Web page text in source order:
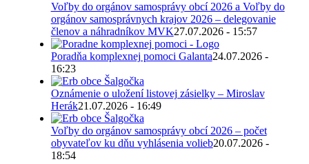
Voľby do orgánov samosprávy obcí 2026 a Voľby do
orgánov samosprávnych krajov 2026 – delegovanie
členov a náhradníkov MVK27.07.2026 - 15:57
Poradňa komplexnej pomoci Galanta24.07.2026 -
16:23
Oznámenie o uložení listovej zásielky – Miroslav
Herák21.07.2026 - 16:49
Voľby do orgánov samosprávy obcí 2026 – počet
obyvateľov ku dňu vyhlásenia volieb20.07.2026 -
18:54